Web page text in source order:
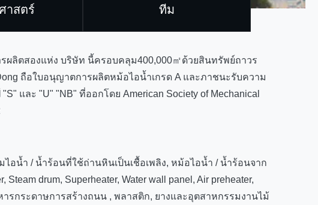
าสตร์ ทีม
ผลิตสองแห่ง บริษัท นี้ครอบคลุม400,000㎡ด้วยสินทรัพย์ถาวร
ถือใบอนุญาตการผลิตหม้อไอน้ำเกรด A และภาชนะรับความ
ละ "U" "NB" ที่ออกโดย American Society of Mechanical
น้ำ / น้ำร้อนที่ใช้ถ่านหินเป็นเชื้อเพลิง, หม้อไอน้ำ / น้ำร้อนจาก
drum, Superheater, Water wall panel, Air preheater,
รกระดาษการสร้างถนน , พลาสติก, ยางและอุตสาหกรรมงานไม้